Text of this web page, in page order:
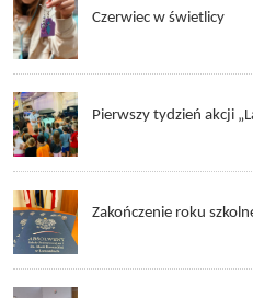
Czerwiec w świetlicy
Pierwszy tydzień akcji
Zakończenie roku